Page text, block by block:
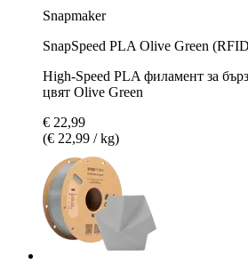
Snapmaker
SnapSpeed PLA Olive Green
High-Speed PLA филамент за
цвят Olive Green
€ 22,99
(€ 22,99 / kg)